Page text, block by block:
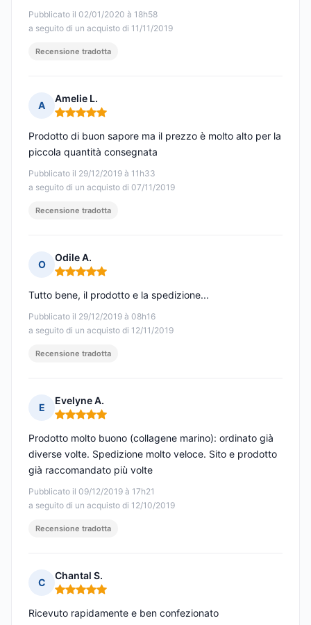
Pubblicato il 02/01/2020 à 18h58
a seguito di un acquisto di 11/11/2019
Recensione tradotta
A
Amelie L.
Nota: 5 su 5
Pubblicato il 29/12/2019 à 11h33
a seguito di un acquisto di 07/11/2019
Prodotto di buon sapore ma il prezzo è molto alto per la
piccola quantità consegnata
Recensione tradotta
O
Odile A.
Nota: 5 su 5
Pubblicato il 29/12/2019 à 08h16
a seguito di un acquisto di 12/11/2019
Tutto bene, il prodotto e la spedizione...
Recensione tradotta
E
Evelyne A.
Nota: 5 su 5
Pubblicato il 09/12/2019 à 17h21
a seguito di un acquisto di 12/10/2019
Prodotto molto buono (collagene marino): ordinato già
diverse volte. Spedizione molto veloce. Sito e prodotto
già raccomandato più volte
Recensione tradotta
C
Chantal S.
Nota: 5 su 5
Ricevuto rapidamente e ben confezionato